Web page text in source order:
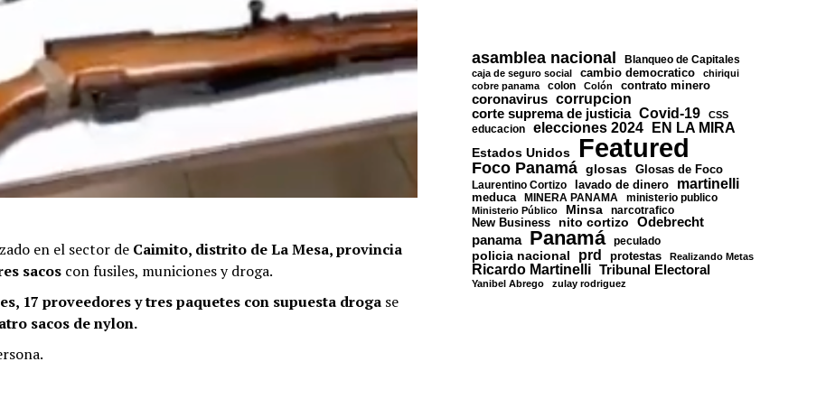
en el sector de Caimito, distrito de La Mesa, provincia
sacos con fusiles, municiones y droga.
17 proveedores y tres paquetes con supuesta droga se
sacos de nylon.
asamblea nacional Blanqueo de Capitales
caja de seguro social cambio democratico
chiriqui
cobre panama
colon Colón contrato minero
coronavirus corrupcion
corte suprema de justicia Covid-19 CSS
educacion elecciones 2024 EN LA MIRA
Estados Unidos Featured
Foco Panamá glosas Glosas de Foco
Laurentino Cortizo lavado de dinero martinelli
meduca MINERA PANAMA ministerio publico
Ministerio Público Minsa
narcotrafico
New Business
nito cortizo Odebrecht
panama Panamá peculado
policia nacional prd protestas Realizando Metas
Ricardo Martinelli Tribunal Electoral
Yanibel Abrego zulay rodriguez